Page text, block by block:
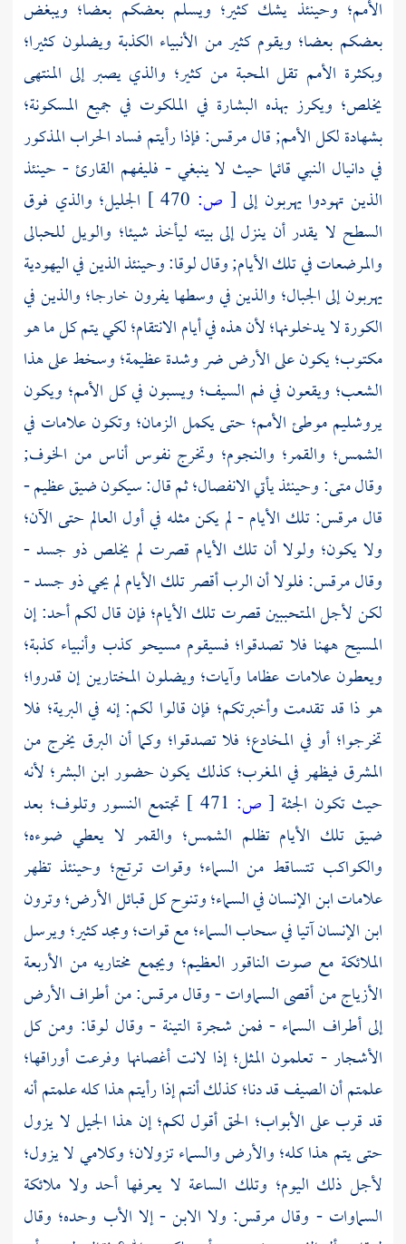
الأمم؛ وحينئذ يشك كثير؛ ويسلم بعضكم بعضا؛ ويبغض
بعضكم بعضا؛ ويقوم كثير من الأنبياء الكذبة ويضلون كثيرا؛
وبكثرة الأمم تقل المحبة من كثير؛ والذي يصبر إلى المنتهى
يخلص؛ ويكرز بهذه البشارة في الملكوت في جميع المسكونة؛
بشهادة لكل الأمم; قالمرقس:فإذا رأيتم فساد الحراب المذكور
في دانيال النبي قائما حيث لا ينبغي - فليفهم القارئ - حينئذ
الذين تهودوا يهربون إلى [ ص: الجليل؛ والذي فوق
السطح لا يقدر أن ينزل إلى بيته ليأخذ شيئا؛ والويل للحبالى
والمرضعات في تلك الأيام; وقاللوقا:وحينئذ الذين في اليهودية
يهربون إلى الجبال؛ والذين في وسطها يفرون خارجا؛ والذين في
الكورة لا يدخلونها؛ لأن هذه في أيام الانتقام؛ لكي يتم كل ما هو
مكتوب؛ يكون على الأرض ضر وشدة عظيمة؛ وسخط على هذا
الشعب؛ ويقعون في فم السيف؛ ويسبون في كل الأمم؛ ويكون
يروشليمموطئ الأمم؛ حتى يكمل الزمان؛ وتكون علامات في
الشمس؛ والقمر؛ والنجوم؛ وتخرج نفوس أناس من الخوف;
وقالمتى:وحينئذ يأتي الانفصال؛ ثم قال: سيكون ضيق عظيم -
قالمرقس:تلك الأيام - لم يكن مثله في أول العالم حتى الآن؛
ولا يكون؛ ولولا أن تلك الأيام قصرت لم يخلص ذو جسد -
وقالمرقس:فلولا أن الرب أقصر تلك الأيام لم يحي ذو جسد -
لكن لأجل المتحببين قصرت تلك الأيام؛ فإن قال لكم أحد: إن
المسيح ههنا فلا تصدقوا؛ فسيقوم مسيحو كذب وأنبياء كذبة؛
ويعطون علامات عظاما وآيات؛ ويضلون المختارين إن قدروا؛
هو ذا قد تقدمت وأخبرتكم؛ فإن قالوا لكم: إنه في البرية؛ فلا
تخرجوا؛ أو في المخادع؛ فلا تصدقوا؛ وكما أن البرق يخرج من
المشرق فيظهر في المغرب؛ كذلك يكون حضور ابن البشر؛ لأنه
حيث تكون الجثة [ ص:
تجتمع النسور وتلوف؛ بعد
ضيق تلك الأيام تظلم الشمس؛ والقمر لا يعطي ضوءه؛
والكواكب تتساقط من السماء؛ وقوات ترتج؛ وحينئذ تظهر
علامات ابن الإنسان في السماء؛ وتنوح كل قبائل الأرض؛ وترون
ابن الإنسان آتيا في سحاب السماء؛ مع قوات؛ ومجد كثير؛ ويرسل
الملائكة مع صوت الناقور العظيم؛ ويجمع مختاريه من الأربعة
الأزياج من أقصى السماوات - وقالمرقس:من أطراف الأرض
إلى أطراف السماء - فمن شجرة التينة - وقال لوقا: ومن كل
الأشجار - تعلمون المثل؛ إذا لانت أغصانها وفرعت أوراقها؛
علمتم أن الصيف قد دنا؛ كذلك أنتم إذا رأيتم هذا كله علمتم أنه
قد قرب على الأبواب؛ الحق أقول لكم؛ إن هذا الجيل لا يزول
حتى يتم هذا كله؛ والأرض والسماء تزولان؛ وكلامي لا يزول؛
لأجل ذلك اليوم؛ وتلك الساعة لا يعرفها أحد ولا ملائكة
السماوات - وقال مرقس: ولا الابن - إلا الأب وحده؛ وقال